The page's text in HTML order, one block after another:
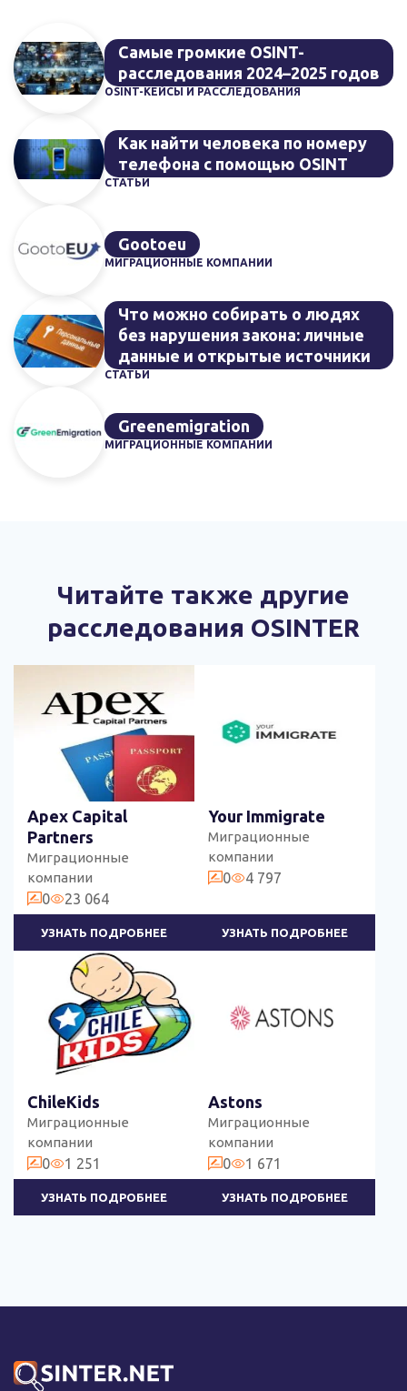
Самые громкие OSINT-
расследования 2024–2025 годов
OSINT-КЕЙСЫ И РАССЛЕДОВАНИЯ
Как найти человека по номеру
телефона с помощью OSINT
СТАТЬИ
Gootoeu
МИГРАЦИОННЫЕ КОМПАНИИ
Что можно собирать о людях
без нарушения закона: личные
данные и открытые источники
СТАТЬИ
Greenemigration
МИГРАЦИОННЫЕ КОМПАНИИ
Читайте также другие
расследования OSINTER
Apex Capital
Partners
Миграционные
компании
0 23 064
УЗНАТЬ ПОДРОБНЕЕ
Your Immigrate
Миграционные
компании
0 4 797
УЗНАТЬ ПОДРОБНЕЕ
ChileKids
Миграционные
компании
0 1 251
УЗНАТЬ ПОДРОБНЕЕ
Astons
Миграционные
компании
0 1 671
УЗНАТЬ ПОДРОБНЕЕ